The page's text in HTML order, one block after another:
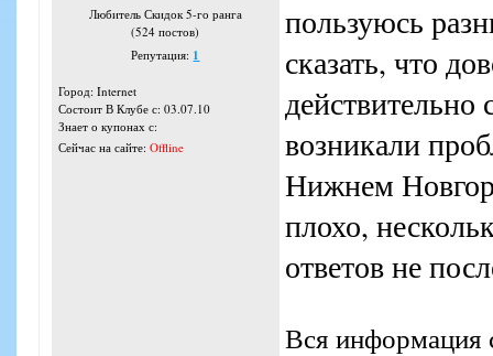
Любитель Скидок 5-го ранга
(524 постов)
Репутация: 1
Город: Internet
Состоит В Клубе с: 03.07.10
Знает о купонах с:
Сейчас на сайте: Offline
пользуюсь
сказать, что
действительно
возникали
Нижнем
плохо,
ответов не
Вся информация